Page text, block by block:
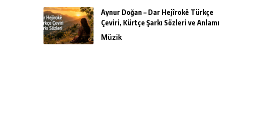
Aynur Doğan – Dar Hejîrokê Türkçe
Çeviri, Kürtçe Şarkı Sözleri ve Anlamı
Müzik